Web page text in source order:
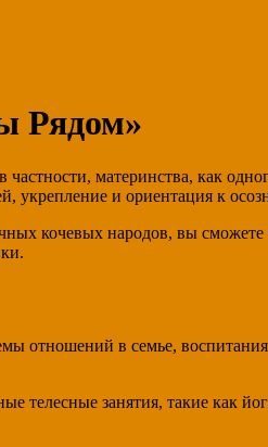
Рядом»
материнства, как
укрепление и ориентация к
кочевых народов, вы
отношений в семье,
телесные занятия, такие как